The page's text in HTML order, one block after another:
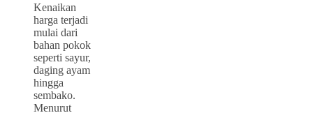
Kenaikan
harga terjadi
mulai dari
bahan pokok
seperti sayur,
daging ayam
hingga
sembako.
Menurut